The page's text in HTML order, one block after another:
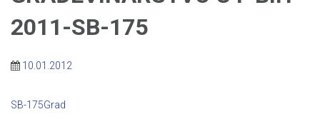
2011-SB-175
10.01.2012
SB-175Grad